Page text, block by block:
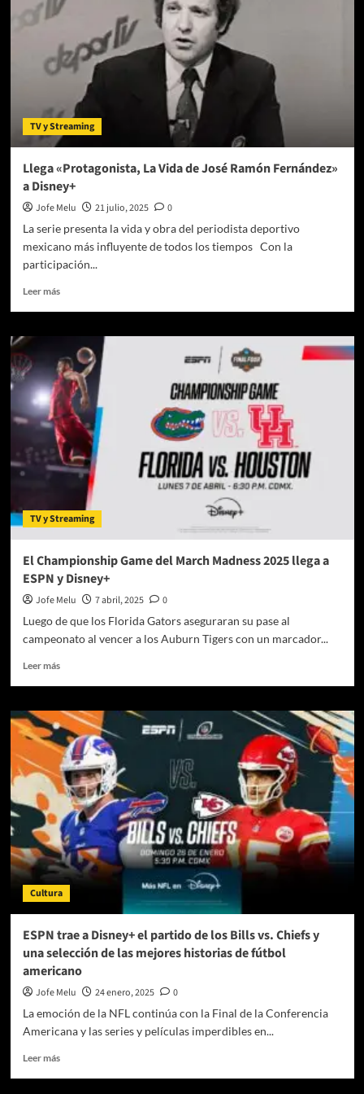
TV y Streaming
Llega «Protagonista, La Vida de José Ramón Fernández»
a Disney+
Jofe Melu 21 julio, 2025
0
La serie presenta la vida y obra del periodista deportivo
mexicano más influyente de todos los tiempos Con la
participación...
Leer másLeer
«Protagonista,
La
Vida
de
José
Ramón
Fernández»
a
Disney+
TV y Streaming
El Championship Game del March Madness 2025 llega a
ESPN y Disney+
Jofe Melu 7 abril, 2025
0
Luego de que los Florida Gators aseguraran su pase al
campeonato al vencer a los Auburn Tigers con un marcador...
Leer másLeer
El
Championship
Game
del
March
Madness
2025
llega
a
ESPN
y
Disney+
Cultura
ESPN trae a Disney+ el partido de los Bills vs. Chiefs y
una selección de las mejores historias de fútbol
americano
Jofe Melu 24 enero, 2025
0
La emoción de la NFL continúa con la Final de la Conferencia
Americana y las series y películas imperdibles en...
Leer másLeer